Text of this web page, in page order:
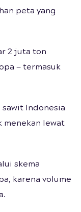
peta yang
2 juta ton
— termasuk
Indonesia
menekan lewat
skema
karena volume